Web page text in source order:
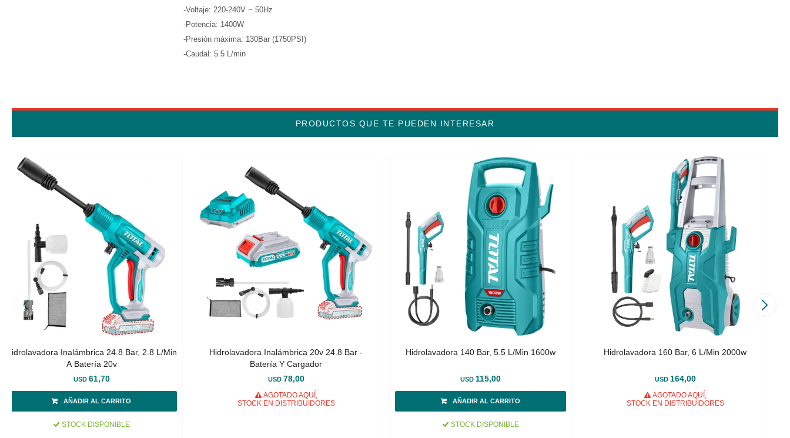
-Voltaje: 220-240V ~ 50Hz
-Potencia: 1400W
-Presión máxima: 130Bar (1750PSI)
-Caudal: 5.5 L/min
PRODUCTOS QUE TE PUEDEN INTERESAR
Hidrolavadora Inalámbrica 24.8 Bar, 2.8 L/Min
A Batería 20v
USD 61,70
STOCK DISPONIBLE
Hidrolavadora Inalámbrica 20v 24.8 Bar -
Batería Y Cargador
USD 78,00
AGOTADO AQUÍ,
STOCK EN DISTRIBUIDORES
Hidrolavadora 140 Bar, 5.5 L/Min 1600w
USD 115,00
STOCK DISPONIBLE
Hidrolavadora 160 Bar, 6 L/Min 2000w
USD 164,00
AGOTADO AQUÍ,
STOCK EN DISTRIBUIDORES